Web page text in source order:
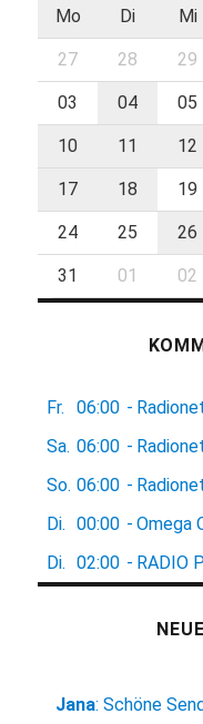
Mo Di Mi
27 28 29
03 04 05
10 11 12
17 18 19
24 25 26
31 01 02
Fr. 06:00 -
Sa. 06:00 -
So. 06:00 -
Di.
00:00 - Omega
Di.
02:00 - RADIO
Jana:Schöne